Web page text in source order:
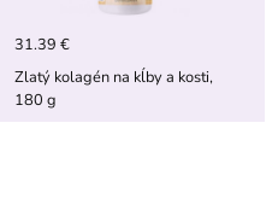
31.39 €
Zlatý kolagén na kĺby a kosti,
180 g